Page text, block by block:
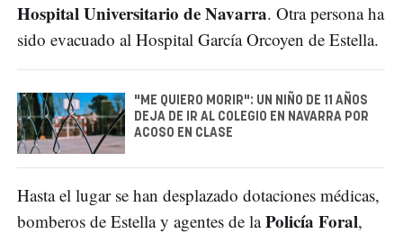
Hospital Universitario de Navarra. Otra persona ha
sido evacuado al Hospital García Orcoyen de Estella.
"ME QUIERO MORIR": UN NIÑO DE 11 AÑOS
DEJA DE IR AL COLEGIO EN NAVARRA POR
ACOSO EN CLASE
Hasta el lugar se han desplazado dotaciones médicas,
bomberos de Estella y agentes de laPolicía Foral,